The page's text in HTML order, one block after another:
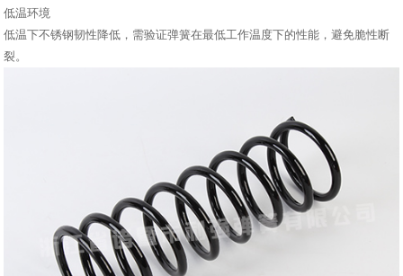
低温环境
低温下不锈钢韧性降低，需验证弹簧在最低工作温度下的性能，避免脆性断
裂。